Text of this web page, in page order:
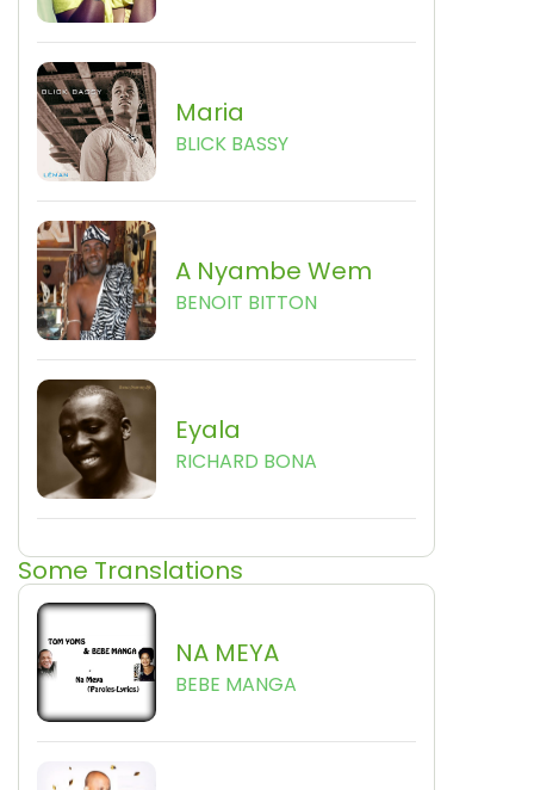
Maria
BLICK BASSY
A Nyambe Wem
BENOIT BITTON
Eyala
RICHARD BONA
Some Translations
NA MEYA
BEBE MANGA